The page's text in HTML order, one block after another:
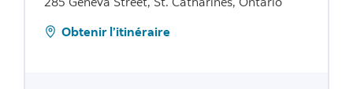
Obtenir l’itinéraire